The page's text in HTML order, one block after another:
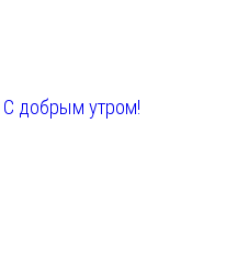
С добрым утром!